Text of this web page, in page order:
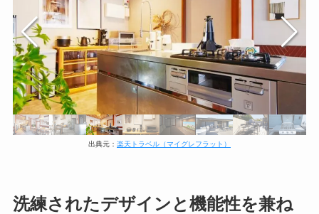
出典元： 楽天トラベル（マイグレフラット）
洗練されたデザインと機能性を兼ね